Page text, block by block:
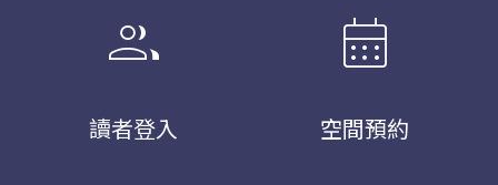
group
讀者登入
calendar_month
空間預約